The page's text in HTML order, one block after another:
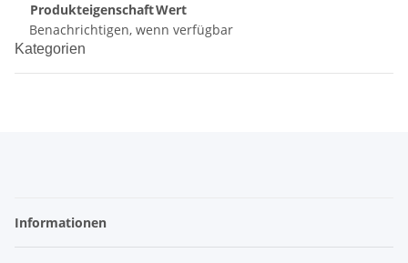
ProdukteigenschaftWert
Benachrichtigen, wenn verfügbar
Kategorien
Informationen